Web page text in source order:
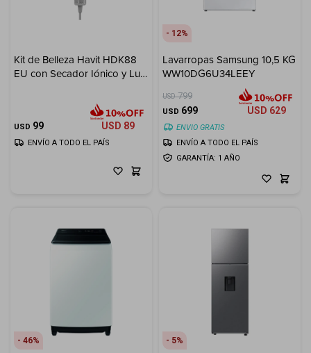
Kit de Belleza Havit HDK88
EU con Secador Iónico y Luz
USD 99 USD 89
ENVÍO A TODO EL PAÍS
12
Lavarropas Samsung 10,5 KG
WW10DG6U34LEEY
USD 799
USD 699 USD 629
ENVIO GRATIS
GARANTÍA: 1 AÑO
ENVÍO A TODO EL PAÍS
46 5